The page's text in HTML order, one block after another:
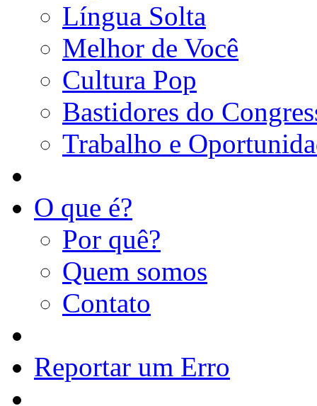
Língua Solta
Melhor de Você
Cultura Pop
Bastidores do
Trabalho e
O que é?
Por quê?
Quem somos
Contato
Reportar um Erro